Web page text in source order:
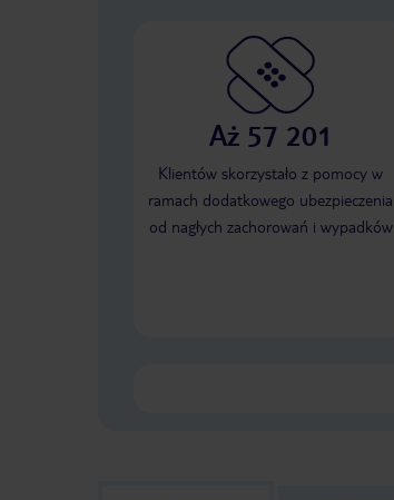
Aż 57 201
Klientów skorzystało z pomocy w
ramach dodatkowego ubezpieczenia
od nagłych zachorowań i wypadków